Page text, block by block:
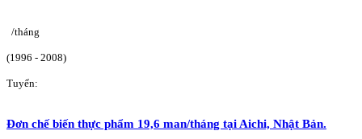
/tháng
(1996 - 2008)
Tuyển:
Đơn chế biến thực phẩm 19,6 man/tháng tại Aichi, Nhật Bản.